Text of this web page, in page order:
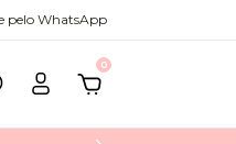
pelo WhatsApp
Acessórios
0